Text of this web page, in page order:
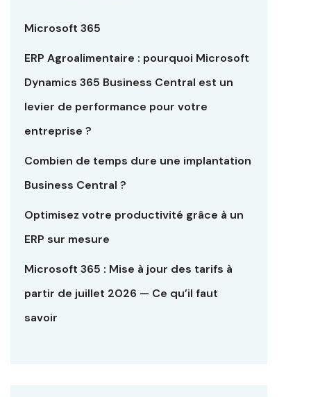
Microsoft 365
ERP Agroalimentaire : pourquoi Microsoft
Dynamics 365 Business Central est un
levier de performance pour votre
entreprise ?
Combien de temps dure une implantation
Business Central ?
Optimisez votre productivité grâce à un
ERP sur mesure
Microsoft 365 : Mise à jour des tarifs à
partir de juillet 2026 — Ce qu’il faut
savoir